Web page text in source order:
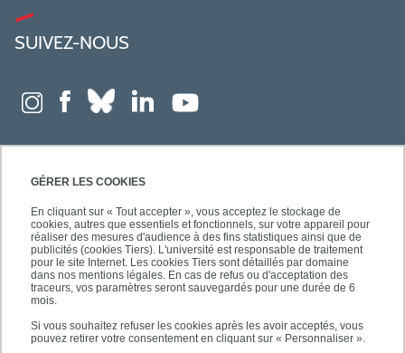
GÉRER LES COOKIES
En cliquant sur « Tout accepter », vous acceptez le stockage de
cookies, autres que essentiels et fonctionnels, sur votre appareil pour
réaliser des mesures d'audience à des fins statistiques ainsi que de
publicités (cookies Tiers). L'université est responsable de traitement
pour le site Internet. Les cookies Tiers sont détaillés par domaine
dans nos mentions légales. En cas de refus ou d'acceptation des
traceurs, vos paramètres seront sauvegardés pour une durée de 6
mois.
Si vous souhaitez refuser les cookies après les avoir acceptés, vous
pouvez retirer votre consentement en cliquant sur « Personnaliser ».
SUIVEZ-NOUS